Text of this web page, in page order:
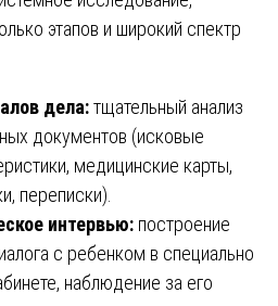
этапов и широкий спектр
дела:тщательный анализ
документов (исковые
медицинские карты,
переписки).
интервью: построение
с ребенком в специально
наблюдение за его